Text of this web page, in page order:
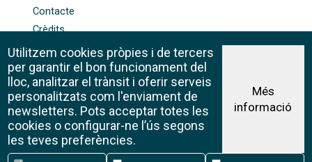
Contacte
Crèdits
Mapa web
Política de galetes
Avís legal
©CRAI Universitat de Barcelona
Creative Commons 4.0
Utilitzem cookies pròpies i de tercers
per garantir el bon funcionament del
lloc, analitzar el trànsit i oferir serveis
personalitzats com l'enviament de
newsletters. Pots acceptar totes les
cookies o configurar-ne l’ús segons
les teves preferències.
Més
informació